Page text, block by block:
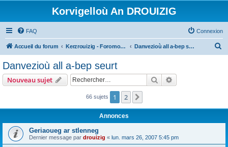
Korvigelloù An DROUIZIG
FAQ Connexion
Accueil du forum Kerzrouizig - Foromoù An Drouizig Danvezioù all a-bep seurt
e
Danvezioù all a-bep seurt
Nouveau sujet Rechercher
66 sujets 1 2
Annonces
Geriaoueg ar stlenneg
Dernier message par drouizig « lun. mars 26, 2007 5:45 pm